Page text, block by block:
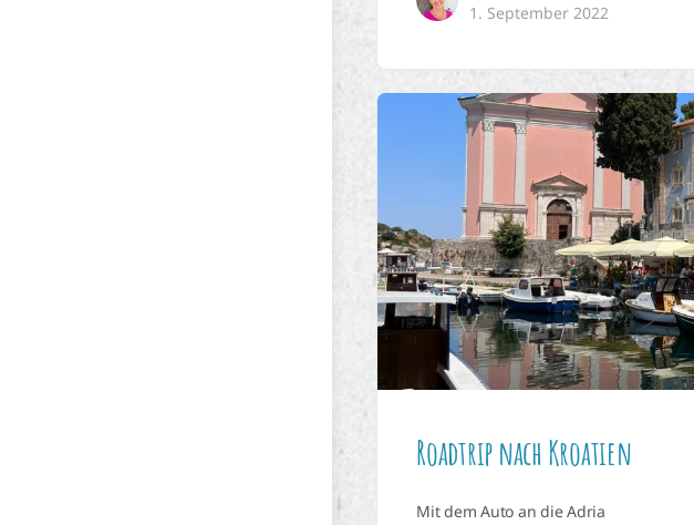
1. September 2022
Roadtrip nach Kroatien
Mit dem Auto an die Adria